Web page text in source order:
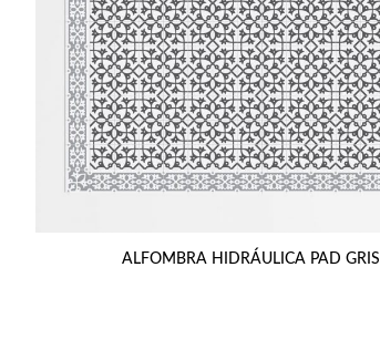
ALFOMBRA HIDRÁULICA PAD GRIS